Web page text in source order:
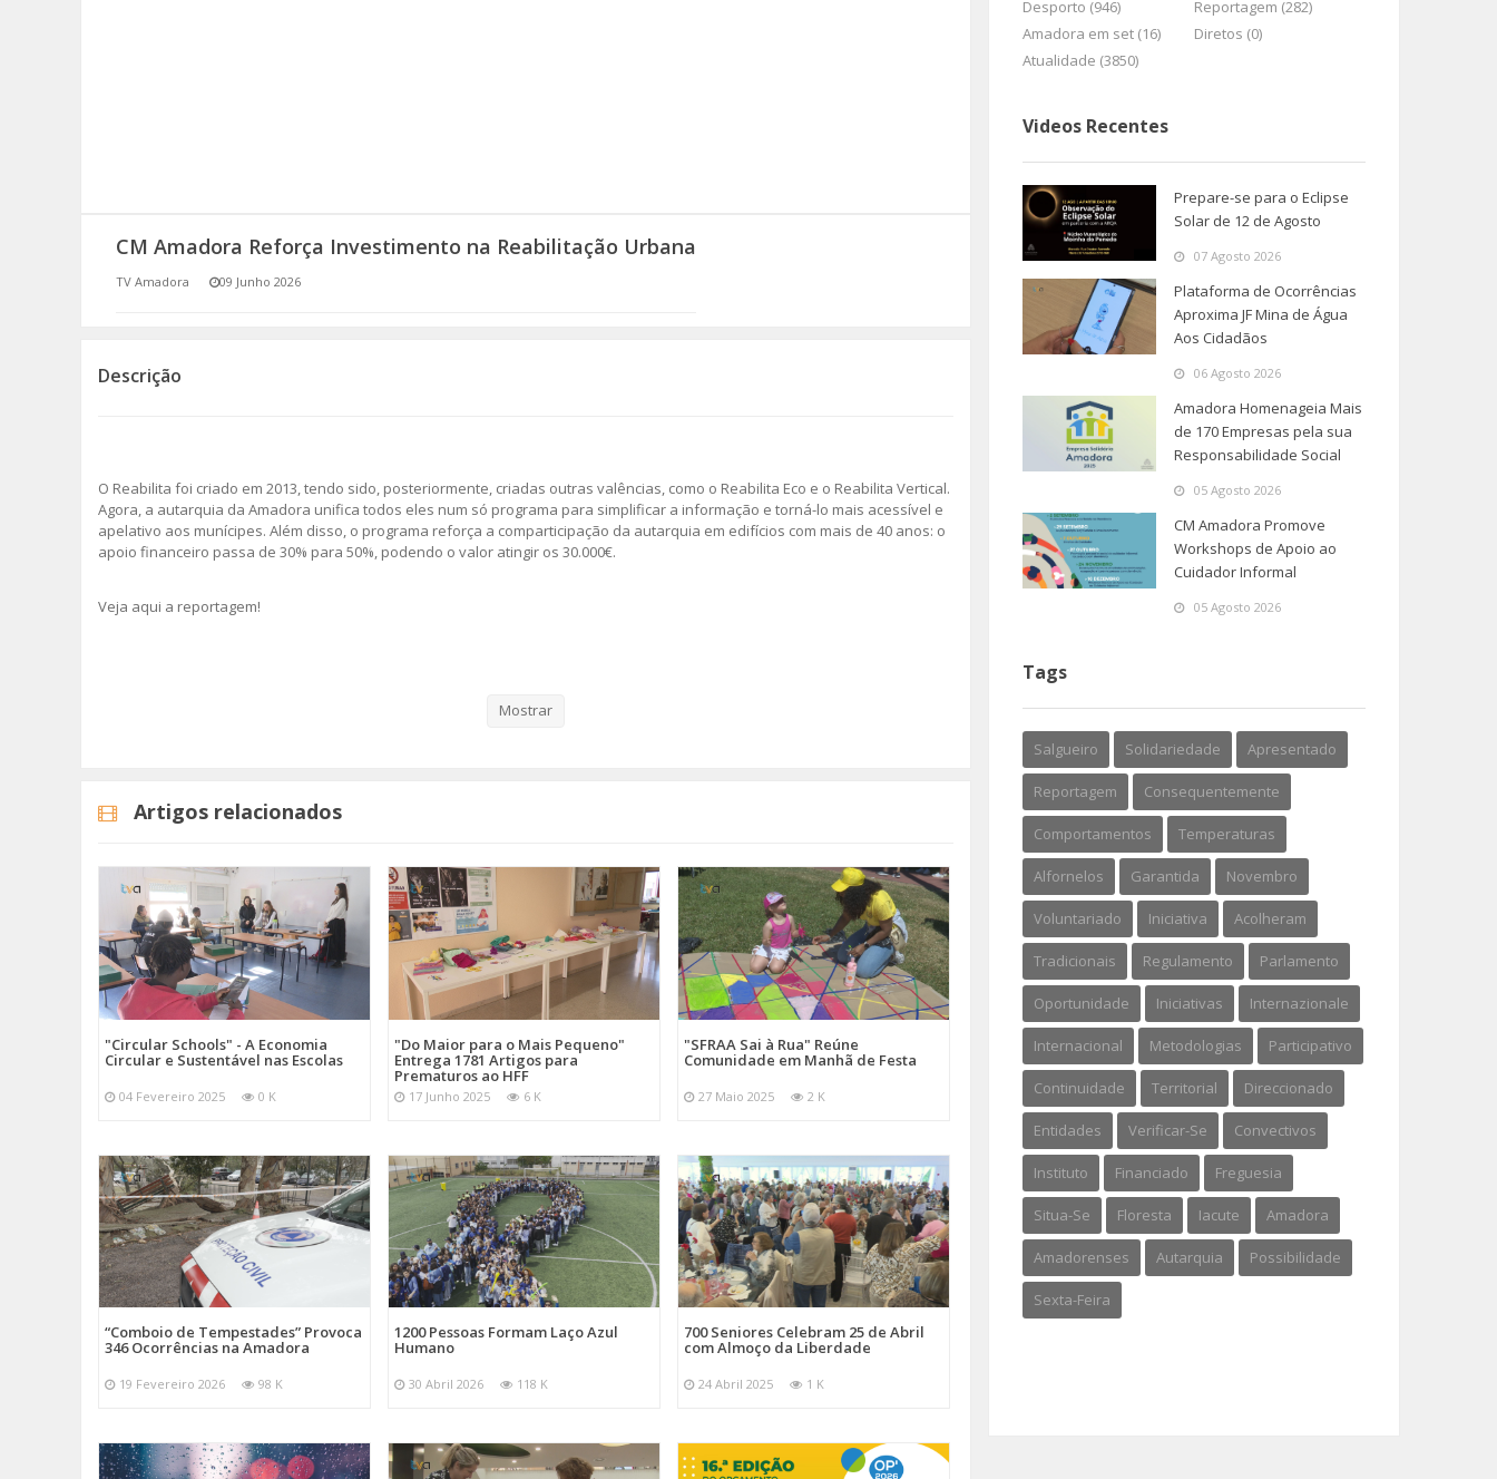
(RE) PENSAMENTOS
CM Amadora Reforça Investimento na Reabilitação Urbana
TV Amadora 09 Junho 2026
Descrição
O Reabilita foi criado em 2013, tendo sido, posteriormente, criadas outras valências, como o Reabilita Eco e o Reabilita Vertical.
Agora, a autarquia da Amadora unifica todos eles num só programa para simplificar a informação e torná-lo mais acessível e
apelativo aos munícipes. Além disso, o programa reforça a comparticipação da autarquia em edifícios com mais de 40 anos: o
apoio financeiro passa de 30% para 50%, podendo o valor atingir os 30.000€.
Veja aqui a reportagem!
Mostrar
Artigos relacionados
"Circular Schools" - A Economia
Circular e Sustentável nas Escolas
04 Fevereiro 2025 0 K
"Do Maior para o Mais Pequeno"
Entrega 1781 Artigos para
Prematuros ao HFF
17 Junho 2025 6 K
"SFRAA Sai à Rua" Reúne
Comunidade em Manhã de Festa
27 Maio 2025 2 K
“Comboio de Tempestades” Provoca
346 Ocorrências na Amadora
19 Fevereiro 2026 98 K
1200 Pessoas Formam Laço Azul
Humano
30 Abril 2026 118 K
700 Seniores Celebram 25 de Abril
com Almoço da Liberdade
24 Abril 2025 1 K
Desporto (946)
Reportagem (282)
Amadora em set (16)
Diretos (0)
Atualidade (3850)
Videos Recentes
Prepare-se para o Eclipse
Solar de 12 de Agosto
07 Agosto 2026
Plataforma de Ocorrências
Aproxima JF Mina de Água
Aos Cidadãos
06 Agosto 2026
Amadora Homenageia Mais
de 170 Empresas pela sua
Responsabilidade Social
05 Agosto 2026
CM Amadora Promove
Workshops de Apoio ao
Cuidador Informal
05 Agosto 2026
Tags
Salgueiro Solidariedade Apresentado
Reportagem Consequentemente
Comportamentos Temperaturas
Alfornelos Garantida Novembro
Voluntariado Iniciativa Acolheram
Tradicionais Regulamento Parlamento
Oportunidade Iniciativas Internazionale
Internacional Metodologias Participativo
Continuidade Territorial Direccionado
Entidades Verificar-Se Convectivos
Instituto Financiado Freguesia
Situa-Se Floresta Iacute Amadora
Amadorenses Autarquia Possibilidade
Sexta-Feira